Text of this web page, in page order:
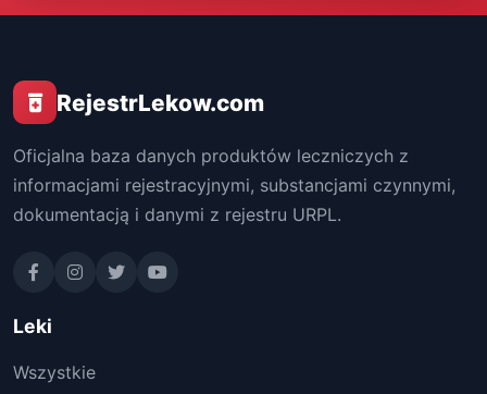
RejestrLekow.com
Oficjalna baza danych produktów leczniczych z
informacjami rejestracyjnymi, substancjami czynnymi,
dokumentacją i danymi z rejestru URPL.
Leki
Wszystkie